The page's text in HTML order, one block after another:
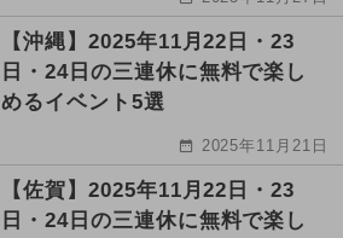
【沖縄】2025年11月22日・23
日・24日の三連休に無料で楽し
めるイベント5選
2025年11月21日
【佐賀】2025年11月22日・23
日・24日の三連休に無料で楽し